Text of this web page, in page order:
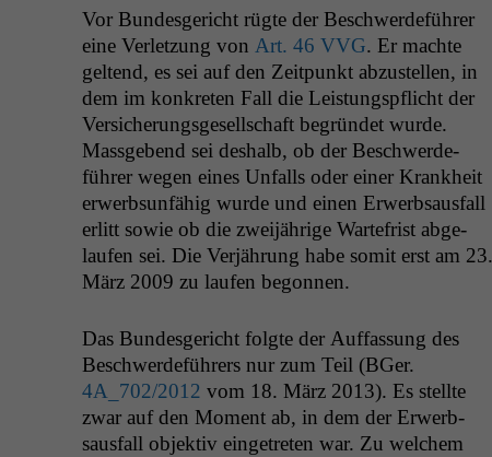
Vor Bun­des­gericht rügte der Beschw­erde­führer
eine Ver­let­zung von Art. 46 VVG. Er machte
gel­tend, es sei auf den Zeit­punkt abzustellen, in
dem im konkreten Fall die Leis­tungspflicht der
Ver­sicherungs­ge­sellschaft begrün­det wurde.
Mass­gebend sei deshalb, ob der Beschw­erde­
führer wegen eines Unfalls oder ein­er Krankheit
erwerb­sun­fähig wurde und einen Erwerb­saus­fall
erlitt sowie ob die zwei­jährige Warte­frist abge­
laufen sei. Die Ver­jährung habe somit erst am 23.
März 2009 zu laufen begonnen.
Das Bun­des­gericht fol­gte der Auf­fas­sung des
Beschw­erde­führers nur zum Teil (BGer.
4A_702/2012 vom 18. März 2013). Es stellte
zwar auf den Moment ab, in dem der Erwerb­
saus­fall objek­tiv einge­treten war. Zu welchem